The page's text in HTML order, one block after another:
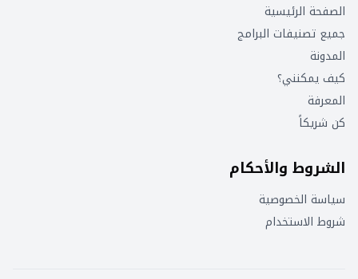
الصفحة الرئيسية
جميع تصنيفات البرامج
المدونة
كيف يمكنني؟
المعرفة
كن شريكاً
الشروط والأحكام
سياسة الخصوصية
شروط الاستخدام